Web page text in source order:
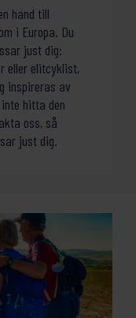
hand till
i Europa. Du
just dig:
eller elitcyklist,
inspireras av
hitta den
oss, så
just dig.